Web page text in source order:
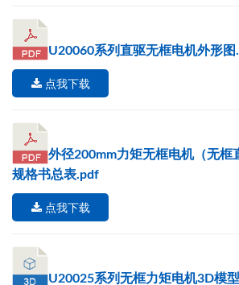
U20060系列直驱无框电机外形
点我下载
外径200mm力矩无框电机（无框
规格书总表.pdf
点我下载
U20025系列无框力矩电机3D模